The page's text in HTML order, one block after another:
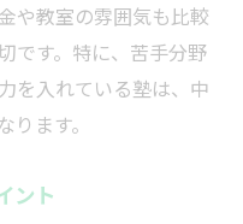
や教室の雰囲気も比較
です。特に、苦手分野
を入れている塾は、中
ます。
ント